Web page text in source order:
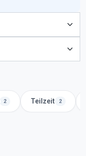
2 Teilzeit 2